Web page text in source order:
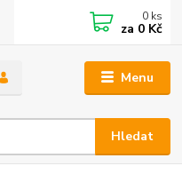
Menu
Hledat
0 ks
za 0 Kč